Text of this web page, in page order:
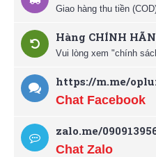
Giao hàng thu tiền
Hàng CHÍNH
Vui lòng xem "chính
https://m.me/
Chat Facebook
zalo.me/
Chat Zalo